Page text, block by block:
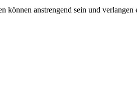
können anstrengend sein und verlangen